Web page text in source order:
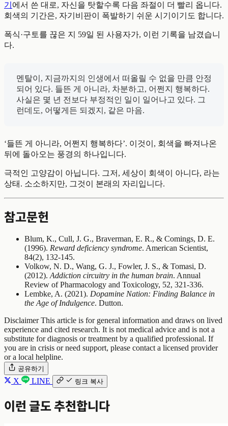
기 에서 쓴 대로, 자신을 탓할수록 다음 좌절이 더 빨리 옵니다.
회색의 기간은, 자기비판이 폭발하기 쉬운 시기이기도 합니다.
폭식·구토를 끊은 지 59일 된 사용자가, 이런 기록을 남겼습니
다.
멘탈이, 지금까지의 인생에서 떠올릴 수 없을 만큼 안정
되어 있다. 들뜬 게 아니라, 차분하고, 어쩐지 행복하다.
사실은 몇 년 전보다 부정적인 일이 일어나고 있다. 그
런데도, 어떻게든 되겠지, 같은 마음.
‘들뜬 게 아니라, 어쩐지 행복하다’. 이것이, 회색을 빠져나온
뒤에 돌아오는 풍경의 하나입니다.
극적인 고양감이 아닙니다. 그저, 세상이 회색이 아니다, 라는
상태. 소소하지만, 그것이 본래의 자리입니다.
참고문헌
Blum, K., Cull, J. G., Braverman, E. R., & Comings, D. E.
(1996). Reward deficiency syndrome. American Scientist,
84(2), 132-145.
Volkow, N. D., Wang, G. J., Fowler, J. S., & Tomasi, D.
(2012). Addiction circuitry in the human brain. Annual
Review of Pharmacology and Toxicology, 52, 321-336.
Lembke, A. (2021). Dopamine Nation: Finding Balance in
the Age of Indulgence. Dutton.
DisclaimerThis article is for general information and draws on lived
experience and cited research. It is not medical advice and is not a
substitute for diagnosis or treatment by a qualified professional. If
you are in crisis or need support, please contact a licensed provider
or a local helpline.
공유하기
X LINE 링크 복사
이런 글도 추천합니다